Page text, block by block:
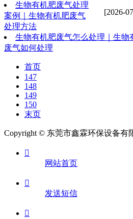
[2026-
生物有机肥废气处理
案例｜生物有机肥废气
处理方法
生物有机肥废气怎么处理｜生物
废气如何处理
首页
147
148
149
150
末页
Copyright © 东莞市鑫霖环保设备有

网站首页

发送短信
